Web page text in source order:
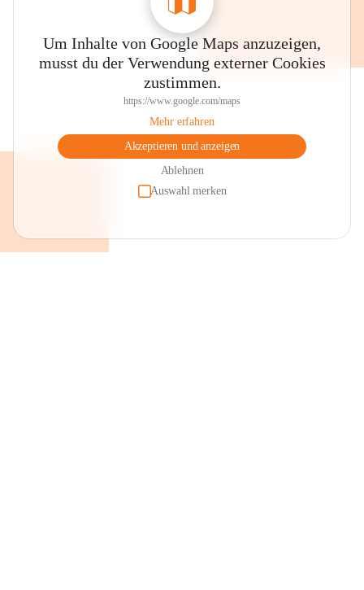
Um Inhalte von Google Maps anzuzeigen,
musst du der Verwendung externer Cookies
zustimmen.
https://www.google.com/maps
Mehr erfahren
Akzeptieren und anzeigen
Ablehnen
Auswahl merken